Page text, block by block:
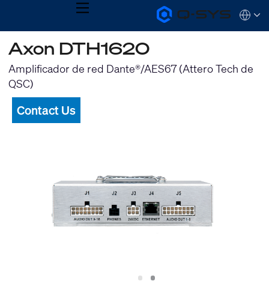
Q-
SYS
MENU
QSYS.com (English)
India (English)
Deutsch
Español
Français
한국어
Axon DTH1620
Amplificador de red Dante®/AES67 (Attero Tech de
QSC)
Contact Us
Slide
1 Slide
2